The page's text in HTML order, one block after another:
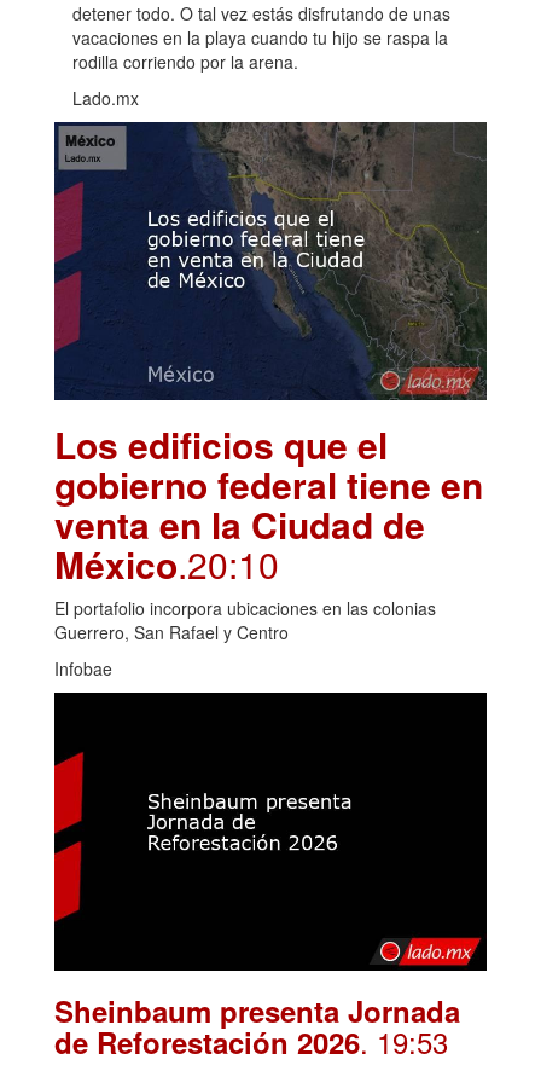
detener todo. O tal vez estás disfrutando de unas
vacaciones en la playa cuando tu hijo se raspa la
rodilla corriendo por la arena.
Lado.mx
Los edificios que el
gobierno federal tiene en
venta en la Ciudad de
México.20:10
El portafolio incorpora ubicaciones en las colonias
Guerrero, San Rafael y Centro
Infobae
Sheinbaum presenta Jornada
de Reforestación 2026. 19:53